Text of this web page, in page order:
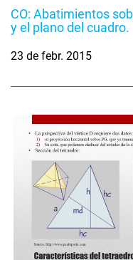
CO: Abatimientos
y el plano del cuadro.
23 de febr. 2015